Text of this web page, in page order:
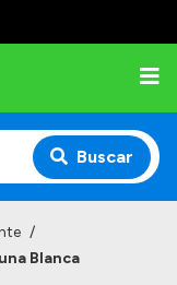
Buscar
/
Blanca